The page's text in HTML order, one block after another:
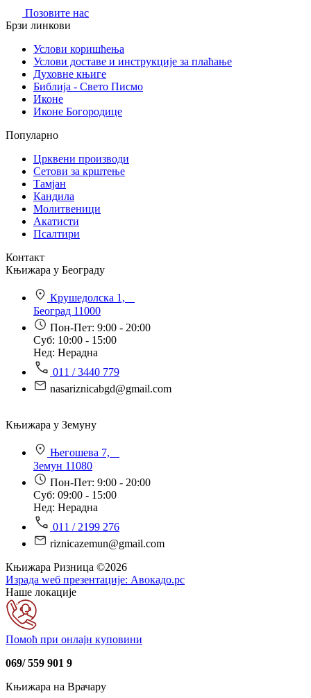
Позовите нас
Брзи линкови
Услови коришћења
Услови доставе и инструкције за плаћање
Духовне књиге
Библија - Свето Писмо
Иконе
Иконе Богородице
Популарно
Црквени производи
Сетови за крштење
Тамјан
Кандила
Молитвеници
Акатисти
Псалтири
Контакт
Књижара у Београду
Крушедолска 1,
Београд 11000
Пон-Пет: 9:00 - 20:00
Суб: 10:00 - 15:00
Нед: Нерадна
011 / 3440 779
nasariznicabgd@gmail.com
Књижара у Земуну
Његошева 7,
Земун 11080
Пон-Пет: 9:00 - 20:00
Суб: 09:00 - 15:00
Нед: Нерадна
011 / 2199 276
riznicazemun@gmail.com
Књижара Ризница ©️2026
Израда wеб презентације: Авокадо.рс
Наше локације
Помоћ при онлајн куповини
069/ 559 901 9
Књижара на Врачару